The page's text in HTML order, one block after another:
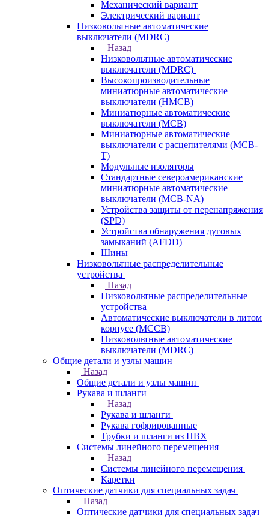
Механический вариант
Электрический вариант
Низковольтные автоматические
выключатели (MDRC)
Назад
Низковольтные автоматические
выключатели (MDRC)
Высокопроизводительные
миниатюрные автоматические
выключатели (HMCB)
Миниатюрные автоматические
выключатели (MCB)
Миниатюрные автоматические
выключатели с расцепителями (MCB-
T)
Модульные изоляторы
Стандартные североамериканские
миниатюрные автоматические
выключатели (MCB-NA)
Устройства защиты от перенапряжения
(SPD)
Устройства обнаружения дуговых
замыканий (AFDD)
Шины
Низковольтные распределительные
устройства
Назад
Низковольтные распределительные
устройства
Автоматические выключатели в литом
корпусе (MCCB)
Низковольтные автоматические
выключатели (MDRC)
Общие детали и узлы машин
Назад
Общие детали и узлы машин
Рукава и шланги
Назад
Рукава и шланги
Рукава гофрированные
Трубки и шланги из ПВХ
Системы линейного перемещения
Назад
Системы линейного перемещения
Каретки
Оптические датчики для специальных задач
Назад
Оптические датчики для специальных задач